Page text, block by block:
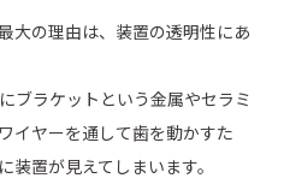
大の理由は、装置の透明性にあ
ブラケットという金属やセラミ
イヤーを通して歯を動かすた
置が見えてしまいます。